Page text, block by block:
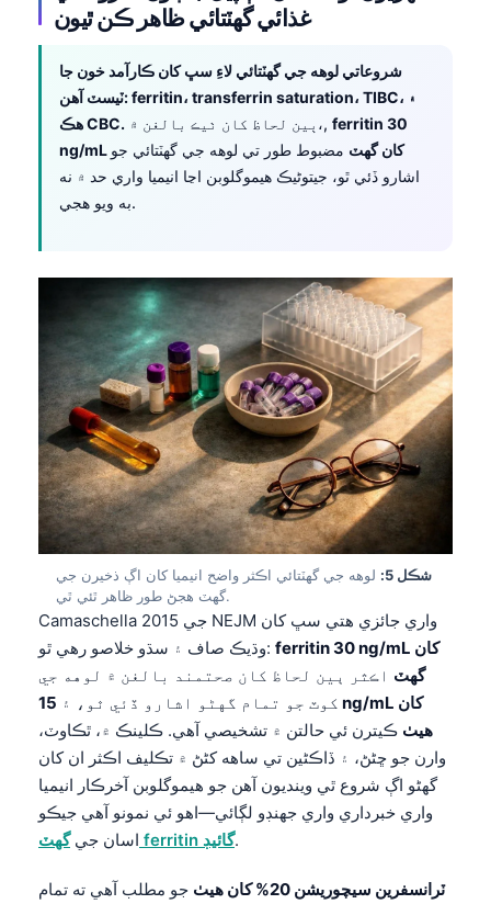
غذائي گهٽتائي ظاهر ڪن ٿيون
شروعاتي لوهه جي گهٽتائي لاءِ سڀ کان ڪارآمد خون جا
ٽيسٽ آهن: ferritin، transferrin saturation، TIBC، ۽
هڪ CBC.
ٻين لحاظ کان ٺيڪ بالغن ۾،, ferritin 30
ng/mL کان گهٽ مضبوط طور تي لوهه جي گهٽتائي جو
اشارو ڏئي ٿو، جيتوڻيڪ هيموگلوبن اڃا انيميا واري حد ۾ نه
به ويو هجي.
شڪل 5:
لوهه جي گهٽتائي اڪثر واضح انيميا کان اڳ ذخيرن جي
گهٽ هجڻ طور ظاهر ٿئي ٿي.
Camaschella جي 2015 NEJM واري جائزي هتي سڀ کان
وڌيڪ صاف ۽ سڌو خلاصو رهي ٿو: ferritin 30 ng/mL کان
گهٽ اڪثر ٻين لحاظ کان صحتمند بالغن ۾ لوهه جي
کوٽ جو تمام گهڻو اشارو ڏئي ٿو، ۽ 15 ng/mL کان
هيٺ ڪيترن ئي حالتن ۾ تشخيصي آهي. ڪلينڪ ۾، ٿڪاوٽ،
وارن جو ڇڻڻ، ۽ ڏاڪڻين تي ساهه کڻڻ ۾ تڪليف اڪثر ان کان
گهڻو اڳ شروع ٿي وينديون آهن جو هيموگلوبن آخرڪار انيميا
واري خبرداري واري جهنڊو لڳائي—اهو ئي نمونو آهي جيڪو
اسان جي
گهٽ ferritin گائيڊ.
ٽرانسفرين سيچوريشن 20% کان هيٺ
جو مطلب آهي ته تمام